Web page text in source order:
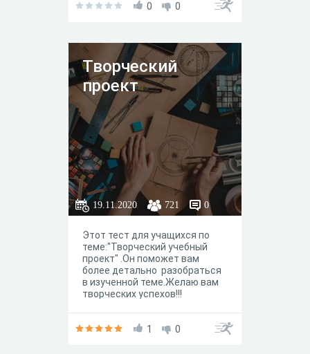
видит смысла вкладывать
внимание, что результаты
специалистом не могут быть
основанием для
исчерпывающей
характеристики состояния, но
способствуют комплексному
подходу к пониманию
ситуации.
0 0
Творческий
проект
19.11.2020 721 0
Этот тест для учащихся по
теме:"Творческий учебный
проект" .Он поможет вам
более детально разобраться
в изученной теме.Желаю вам
творческих успехов!!!
1 0